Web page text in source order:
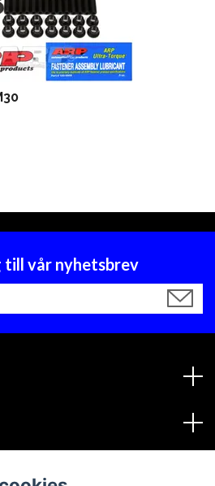
till vår nyhetsbrev